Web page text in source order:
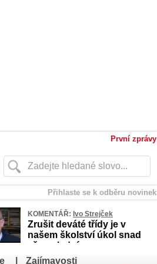
První zprávy
Přihlaste se k odběru novinek
KOMENTÁŘ: Ivo Strejček
Zrušit deváté třídy je v
našem školství úkol snad
až poslední
Zajímavosti